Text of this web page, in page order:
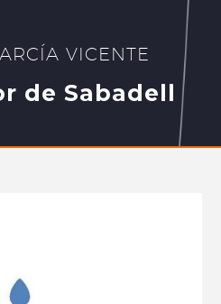
VICENTE
de Sabadell